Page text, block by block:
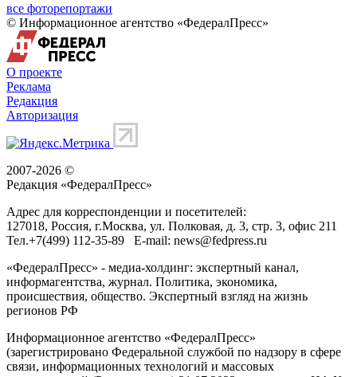
все фоторепортажи
© Информационное агентство «ФедералПресс»
О проекте
Реклама
Редакция
Авторизация
2007-2026 ©
Редакция «ФедералПресс»
Адрес для корреспонденции и посетителей:
127018, Россия, г.Москва, ул. Полковая, д. 3, стр. 3, офис 211
Тел.+7(499) 112-35-89 E-mail: news@fedpress.ru
«ФедералПресс» - медиа-холдинг: экспертный канал,
информагентства, журнал. Политика, экономика,
происшествия, общество. Экспертный взгляд на жизнь
регионов РФ
Информационное агентство «ФедералПресс»
(зарегистрировано Федеральной службой по надзору в сфере
связи, информационных технологий и массовых